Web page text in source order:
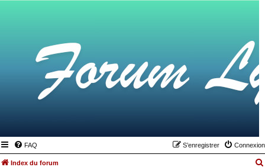
FAQ Connexion
S’enregistrer
Index du forum